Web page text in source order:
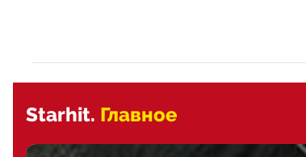
Starhit. Главное